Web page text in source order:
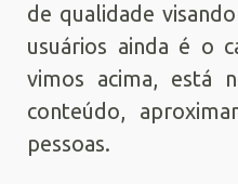
de qualidade
usuários ainda é o
vimos acima, está
conteúdo,
pessoas.